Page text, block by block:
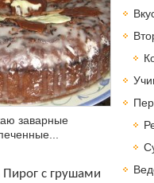
заварные
с грушами